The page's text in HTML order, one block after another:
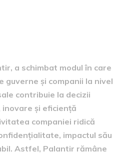
a schimbat modul în care
guverne și companii la nivel
contribuie la decizii
și eficiență
companiei ridică
impactul său
Astfel, Palantir rămâne